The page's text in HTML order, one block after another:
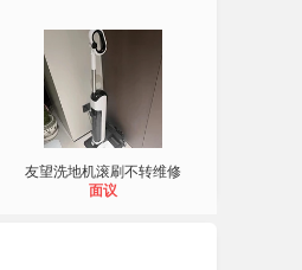
友望洗地机滚刷不转维修
面议